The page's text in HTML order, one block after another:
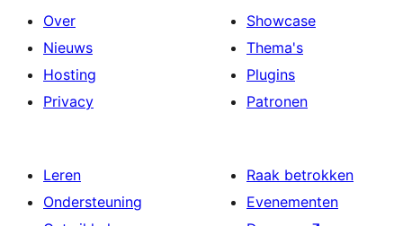
Over
Nieuws
Hosting
Privacy
Showcase
Thema's
Plugins
Patronen
Leren
Ondersteuning
Raak betrokken
Evenementen